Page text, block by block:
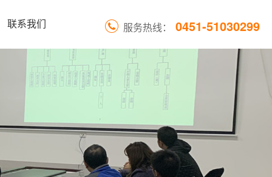
服务热线： 0451-51030299
联系我们